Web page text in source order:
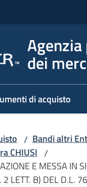
dei
di acquisto
/ Bandi altri
CHIUSI /
E MESSA IN
2 LETT. B) DEL